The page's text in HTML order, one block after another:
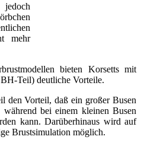
mehr
bieten Korsetts mit
Teil) deutliche Vorteile.
den Vorteil, daß ein großer Busen
bei einem kleinen Busen
kann. Darüberhinaus wird auf
Brustsimulation möglich.